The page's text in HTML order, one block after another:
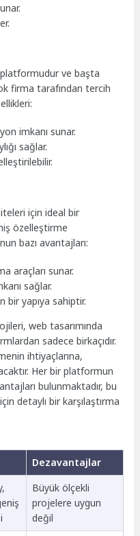
ve başta
firma tarafından tercih
imkanı sunar.
sağlar.
için ideal bir
özelleştirme
bazı avantajları:
araçları sunar.
sağlar.
bir yapıya sahiptir.
web tasarımında
sadece birkaçıdır.
ihtiyaçlarına,
Her bir platformun
bulunmaktadır, bu
detaylı bir karşılaştırma
Dezavantajlar
Büyük ölçekli
projelere uygun
değil